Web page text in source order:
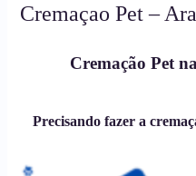
Cremaçao Pet –
Cremação Pet
Precisando fazer a